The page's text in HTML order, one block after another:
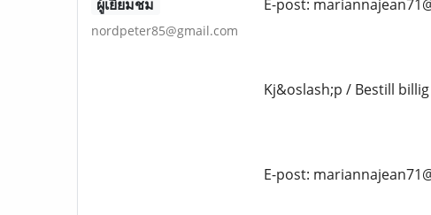
ผู้เยี่ยมชม
nordpeter85@gmail.com
E-post:
Kj&oslash;p / Bestill
E-post: